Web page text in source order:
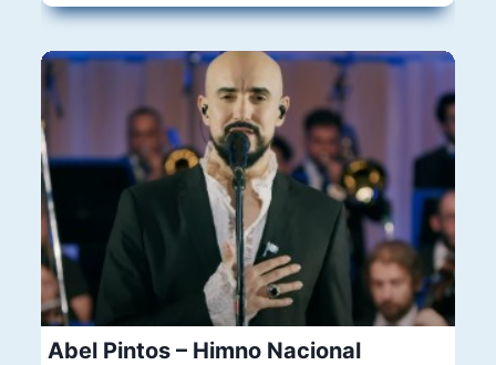
Abel Pintos – Himno Nacional